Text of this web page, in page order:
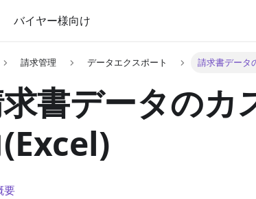
バイヤー様向け
請求管理 データエクスポート 請求書データ
書データのカ
要